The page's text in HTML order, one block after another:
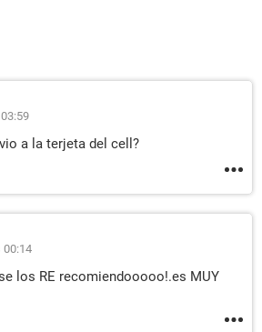
a la terjeta del cell?
00:14
los RE recomiendooooo!.es MUY